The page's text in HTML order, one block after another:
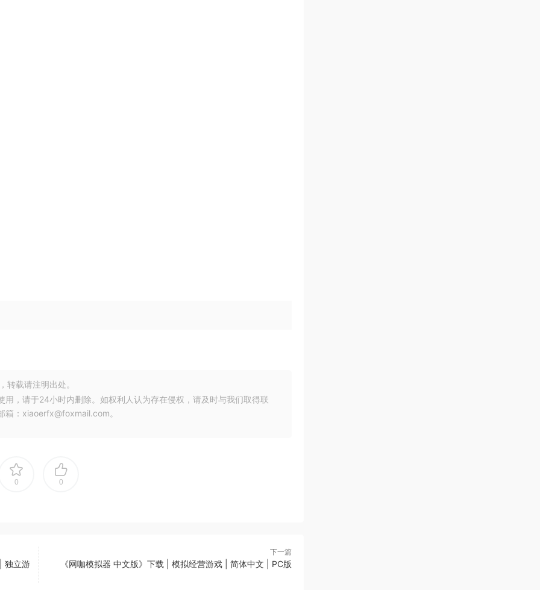
转载请注明出处。
，请于24小时内删除。如权利人认为存在侵权，请及时与我们取得联
箱：xiaoerfx@foxmail.com。
0 0
独立游
下一篇
《网咖模拟器 中文版》下载 | 模拟经营游戏 | 简体中文 | PC版